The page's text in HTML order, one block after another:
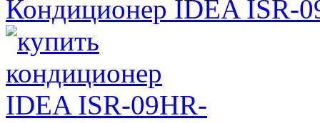
Кондиционер IDEA ISR-